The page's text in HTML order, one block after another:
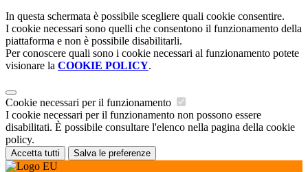
In questa schermata è possibile scegliere quali cookie consentire.
I cookie necessari sono quelli che consentono il funzionamento della
piattaforma e non è possibile disabilitarli.
Per conoscere quali sono i cookie necessari al funzionamento potete
visionare la COOKIE POLICY.
Cookie necessari per il funzionamento
I cookie necessari per il funzionamento non possono essere
disabilitati. È possibile consultare l'elenco nella pagina della cookie
policy.
Accetta tutti Salva le preferenze